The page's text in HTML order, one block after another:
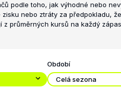
podle toho, jak výhodné nebo
nebo ztráty za předpokladu,
průměrných kursů na každý
Období
Celá sezona